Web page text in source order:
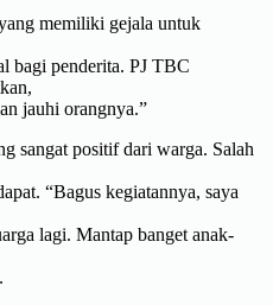
memiliki gejala untuk
bagi penderita. PJ TBC
jauhi orangnya.”
sangat positif dari warga. Salah
“Bagus kegiatannya, saya
lagi. Mantap banget anak-